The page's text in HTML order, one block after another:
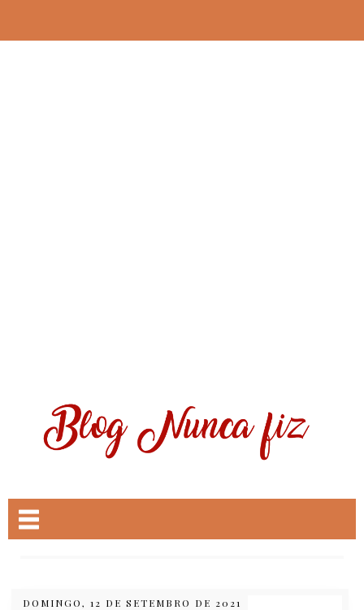
DOMINGO, 12 DE SETEMBRO DE 2021